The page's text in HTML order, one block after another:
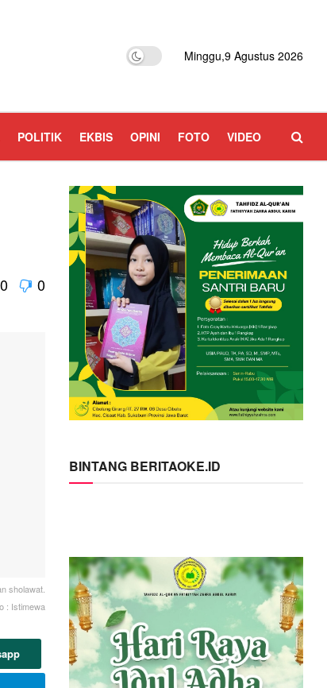
Minggu,9 Agustus 2026
POLITIK EKBIS OPINI FOTO VIDEO
0 0
sholawat.
: Istimewa
BINTANG BERITAOKE.ID